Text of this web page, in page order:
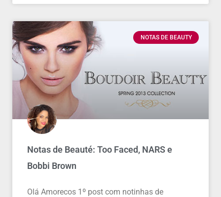
NOTAS DE BEAUTY
Notas de Beauté: Too Faced, NARS e
Bobbi Brown
Olá Amorecos 1º post com notinhas de